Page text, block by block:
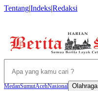
Tentang|Indeks|Redaksi
MedanSumutAcehNasional Olahraga